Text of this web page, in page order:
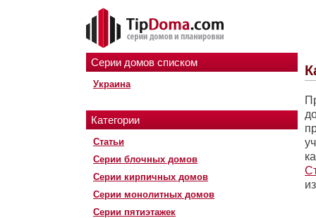
Серии домов списком
Украина
Категории
Статьи
Серии блочных домов
Серии кирпичных домов
Серии монолитных домов
Серии пятиэтажек